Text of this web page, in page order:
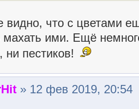
видно, что с цветами
махать ими. Ещё
ни пестиков!
» 12 фев 2019, 20:54